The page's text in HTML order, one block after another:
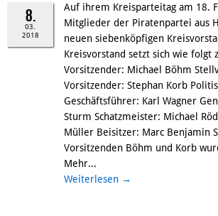
8.
03.
2018
Auf ihrem Kreisparteitag am 18.
Mitglieder der Piratenpartei aus
neuen siebenköpfigen
Kreisvorstand setzt sich wie folgt
Vorsitzender: Michael Böhm
Vorsitzender: Stephan Korb
Geschäftsführer: Karl Wagner
Sturm Schatzmeister: Michael
Müller Beisitzer: Marc Benjamin
Vorsitzenden Böhm und Korb
Mehr...
Weiterlesen →